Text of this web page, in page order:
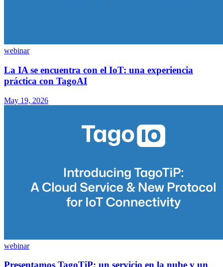
webinar
La IA se encuentra con el IoT: una experiencia
práctica con TagoAI
May 19, 2026
webinar
Presentamos TagoTiP: un servicio en la nube y un